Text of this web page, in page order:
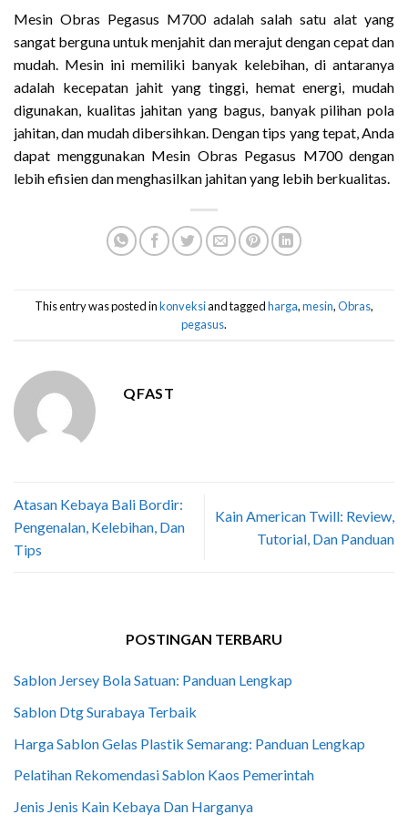
Mesin Obras Pegasus M700 adalah salah satu alat yang
sangat berguna untuk menjahit dan merajut dengan cepat dan
mudah. Mesin ini memiliki banyak kelebihan, di antaranya
adalah kecepatan jahit yang tinggi, hemat energi, mudah
digunakan, kualitas jahitan yang bagus, banyak pilihan pola
jahitan, dan mudah dibersihkan. Dengan tips yang tepat, Anda
dapat menggunakan Mesin Obras Pegasus M700 dengan
lebih efisien dan menghasilkan jahitan yang lebih berkualitas.
This entry was posted inkonveksiand taggedharga,mesin,Obras,
pegasus.
QFAST
Atasan Kebaya Bali Bordir:
Pengenalan, Kelebihan, Dan
Tips
Kain American Twill: Review,
Tutorial, Dan Panduan
POSTINGAN TERBARU
Sablon Jersey Bola Satuan: Panduan Lengkap
Sablon Dtg Surabaya Terbaik
Harga Sablon Gelas Plastik Semarang: Panduan Lengkap
Pelatihan Rekomendasi Sablon Kaos Pemerintah
Jenis Jenis Kain Kebaya Dan Harganya